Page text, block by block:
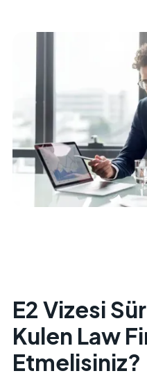
E2 Vizesi
Kulen Law
Etmelisiniz?